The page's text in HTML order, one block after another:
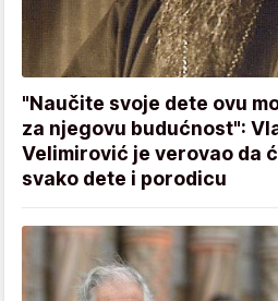
"Naučite svoje dete ovu
za njegovu budućnost":
Velimirović je verovao da
svako dete i porodicu